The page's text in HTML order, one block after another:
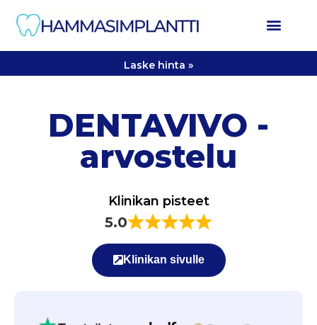
Laske hinta »
DENTAVIVO -
arvostelu
Klinikan pisteet
5.0
Klinikan sivulle